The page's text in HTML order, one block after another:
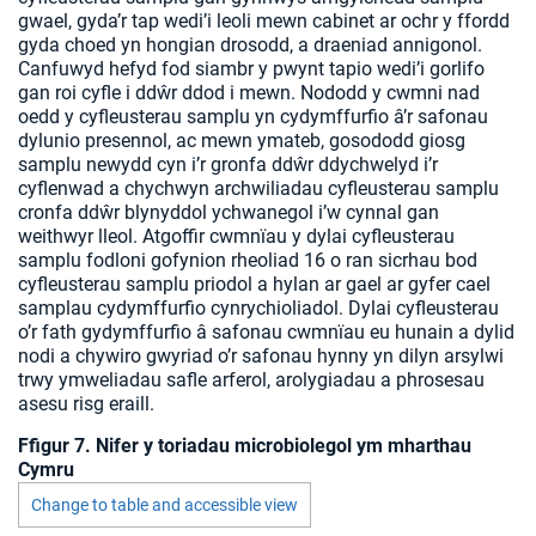
gwael, gyda’r tap wedi’i leoli mewn cabinet ar ochr y ffordd
gyda choed yn hongian drosodd, a draeniad annigonol.
Canfuwyd hefyd fod siambr y pwynt tapio wedi’i gorlifo
gan roi cyfle i ddŵr ddod i mewn. Nododd y cwmni nad
oedd y cyfleusterau samplu yn cydymffurfio â’r safonau
dylunio presennol, ac mewn ymateb, gosododd giosg
samplu newydd cyn i’r gronfa ddŵr ddychwelyd i’r
cyflenwad a chychwyn archwiliadau cyfleusterau samplu
cronfa ddŵr blynyddol ychwanegol i’w cynnal gan
weithwyr lleol. Atgoffir cwmnïau y dylai cyfleusterau
samplu fodloni gofynion rheoliad 16 o ran sicrhau bod
cyfleusterau samplu priodol a hylan ar gael ar gyfer cael
samplau cydymffurfio cynrychioliadol. Dylai cyfleusterau
o’r fath gydymffurfio â safonau cwmnïau eu hunain a dylid
nodi a chywiro gwyriad o’r safonau hynny yn dilyn arsylwi
trwy ymweliadau safle arferol, arolygiadau a phrosesau
asesu risg eraill.
Ffigur 7. Nifer y toriadau microbiolegol ym mharthau
Cymru
Change to table and accessible view
Chart visible